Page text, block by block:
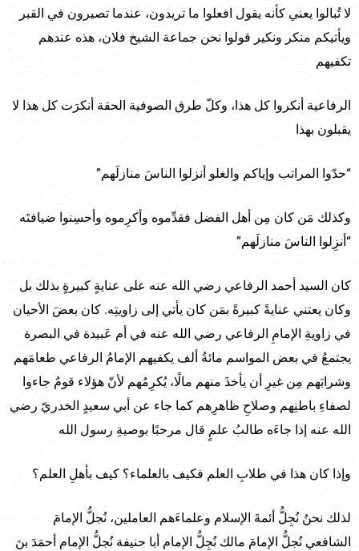
لا تُبالوا يعني كأنه يقول افعلوا ما تريدون، عندما تصيرون في القبر
ويأتيكم منكر ونكير قولوا نحن جماعة الشيخ فلان، هذه عندهم
تكفيهم
الرفاعية أنكروا كل هذا، وكلّ طرق الصوفية الحقة أنكرَت كل هذا لا
يقبلون بهذا
“حدّوا المراتب وإياكم والغلو أنزلوا الناسَ منازلَهم”
وكذلك مَن كان مِن أهل الفضل فقدِّموه وأكرِموه وأحسِنوا ضيافتَه
“أنزِلوا الناسَ منازلَهم”
كان السيد أحمد الرفاعي رضي الله عنه على عنايةٍ كبيرةٍ بذلك بل
وكان يعتني عنايةً كبيرةً بمَن كان يأتي إلى زاويتِه. كان بعضَ الأحيان
في زاويةِ الإمامِ الرفاعي رضي الله عنه في أم عَبيدة في البصرة
يجتمعُ في بعض المواسم مائةُ ألف يكفيهم الإمامُ الرفاعي طعامَهم
وشرابَهم مِن غيرِ أن يأخذَ منهم مالًا، يُكرِمُهم لأنّ هؤلاء قومٌ جاءوا
لصفاءِ باطنِهم وصلاحِ ظاهرِهم كما جاء عن أبي سعيدٍ الخدريّ رضي
الله عنه إذا جاءَه طالبُ علمٍ قال مرحبًا بوصيةِ رسول الله
وإذا كان هذا في طلابِ العلم فكيف بالعلماء؟ كيف بأهلِ العلم؟
لذلك نحنُ نُجِلُّ أئمةَ الإسلام وعلماءَهم العاملين، نُجلُّ الإمامَ
الشافعي نُجلُّ الإمامَ مالك نُجِلُّ الإمام أبا حنيفة نُجلُّ الإمام أحمَدَ بنَ